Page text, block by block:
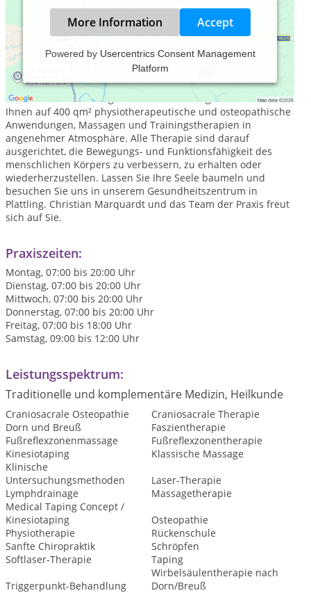
More Information Accept
Powered by Usercentrics Consent Management
Platform
Herzlich Willkommen in unserer Praxis für Physiotherapie,
Osteopathie, Heilpraktiker für Physiotherapie und
Medizinisches Trainingszentrum in Plattling. Wir bieten
Ihnen auf 400 qm² physiotherapeutische und osteopathische
Anwendungen, Massagen und Trainingstherapien in
angenehmer Atmosphäre. Alle Therapie sind darauf
ausgerichtet, die Bewegungs- und Funktionsfähigkeit des
menschlichen Körpers zu verbessern, zu erhalten oder
wiederherzustellen. Lassen Sie Ihre Seele baumeln und
besuchen Sie uns in unserem Gesundheitszentrum in
Plattling. Christian Marquardt und das Team der Praxis freut
sich auf Sie.
Praxiszeiten:
Montag, 07:00 bis 20:00 Uhr
Dienstag, 07:00 bis 20:00 Uhr
Mittwoch, 07:00 bis 20:00 Uhr
Donnerstag, 07:00 bis 20:00 Uhr
Freitag, 07:00 bis 18:00 Uhr
Samstag, 09:00 bis 12:00 Uhr
Leistungsspektrum:
Traditionelle und komplementäre Medizin, Heilkunde
Craniosacrale Osteopathie
Craniosacrale Therapie
Dorn und Breuß
Faszientherapie
Fußreflexzonenmassage
Fußreflexzonentherapie
Kinesiotaping
Klassische Massage
Klinische
Untersuchungsmethoden
Laser-Therapie
Lymphdrainage
Massagetherapie
Medical Taping Concept /
Kinesiotaping
Osteopathie
Physiotherapie
Rückenschule
Sanfte Chiropraktik
Schröpfen
Softlaser-Therapie
Taping
Triggerpunkt-Behandlung
Wirbelsäulentherapie nach
Dorn/Breuß